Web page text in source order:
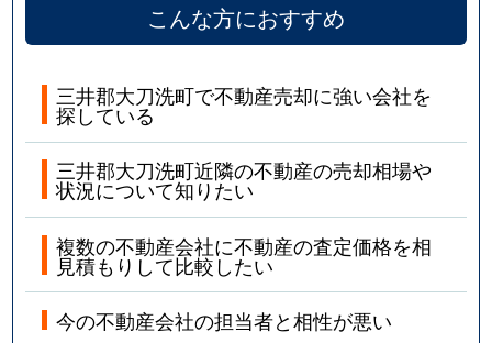
こんな方におすすめ
三井郡大刀洗町で不動産売却に強い会社を
探している
三井郡大刀洗町近隣の不動産の売却相場や
状況について知りたい
複数の不動産会社に不動産の査定価格を相
見積もりして比較したい
今の不動産会社の担当者と相性が悪い